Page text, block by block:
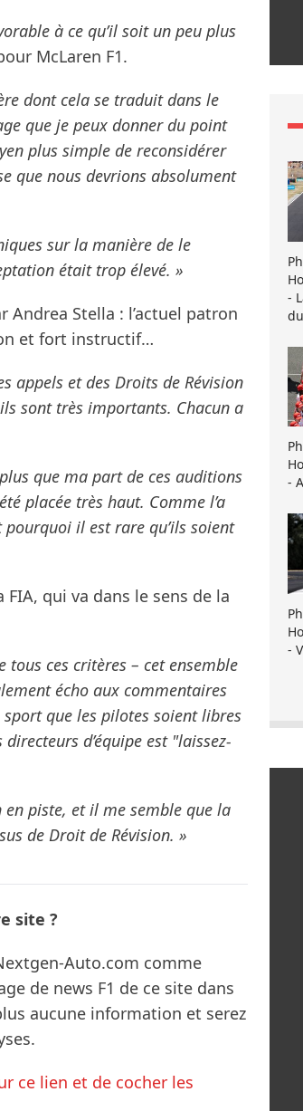
à ce qu’il soit un peu plus
McLaren F1.
dont cela se traduit dans le
que je peux donner du point
plus simple de reconsidérer
que nous devrions absolument
sur la manière de le
était trop élevé. »
Andrea Stella : l’actuel patron
et fort instructif…
appels et des Droits de Révision
sont très importants. Chacun a
que ma part de ces auditions
placée très haut. Comme l’a
il est rare qu’ils soient
qui va dans le sens de la
tous ces critères – cet ensemble
écho aux commentaires
que les pilotes soient libres
d’équipe est "laissez-
en piste, et il me semble que la
de Droit de Révision. »
site ?
Auto.com comme
de news F1 de ce site dans
aucune information et serez
ce lien et de cocher les
-
-
-